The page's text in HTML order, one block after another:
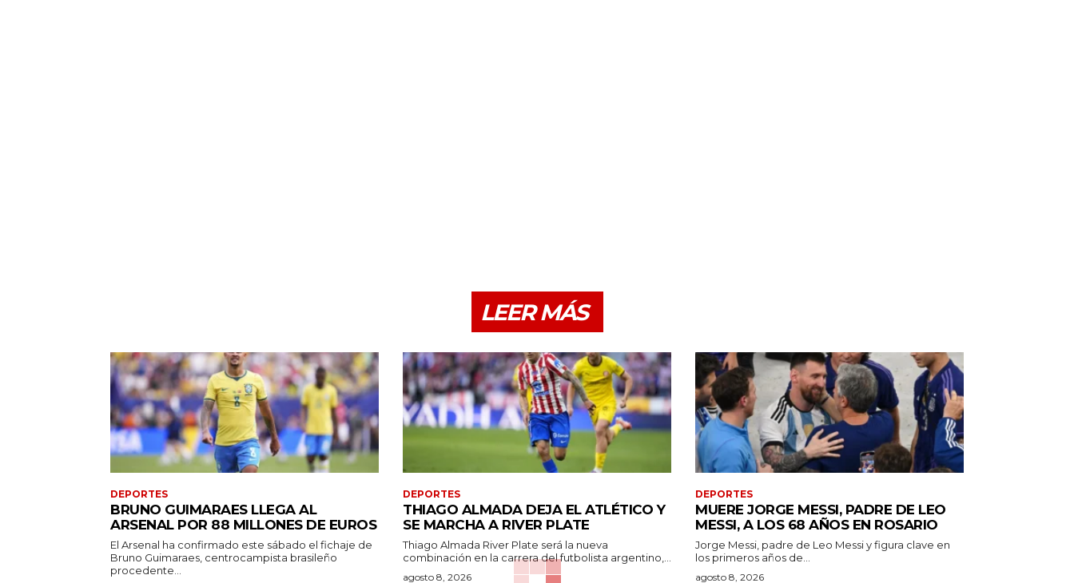
LEER MÁS
DEPORTES
BRUNO GUIMARAES LLEGA AL
ARSENAL POR 88 MILLONES DE EUROS
El Arsenal ha confirmado este sábado el fichaje de
Bruno Guimaraes, centrocampista brasileño
procedente...
DEPORTES
THIAGO ALMADA DEJA EL ATLÉTICO Y
SE MARCHA A RIVER PLATE
Thiago Almada River Plate será la nueva
combinación en la carrera del futbolista argentino,...
agosto 8, 2026
DEPORTES
MUERE JORGE MESSI, PADRE DE LEO
MESSI, A LOS 68 AÑOS EN ROSARIO
Jorge Messi, padre de Leo Messi y figura clave en
los primeros años de...
agosto 8, 2026